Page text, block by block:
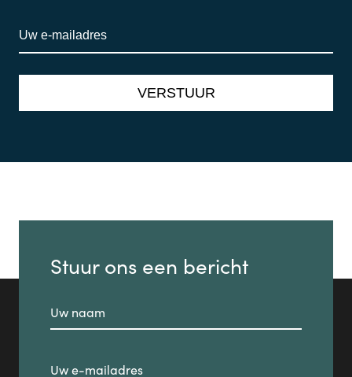
Stuur ons een bericht